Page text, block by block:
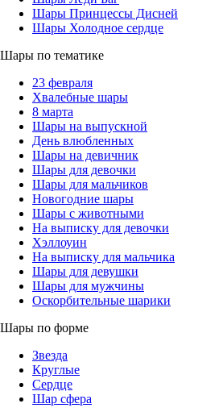
Шары Принцессы Дисней
Шары Холодное сердце
Шары по тематике
23 февраля
Хвалебные шары
8 марта
Шары на выпускной
День влюбленных
Шары на девичник
Шары для девочки
Шары для мальчиков
Новогодние шары
Шары с животными
На выписку для девочки
Хэллоуин
На выписку для мальчика
Шары для девушки
Шары для мужчины
Оскорбительные шарики
Шары по форме
Звезда
Круглые
Сердце
Шар сфера